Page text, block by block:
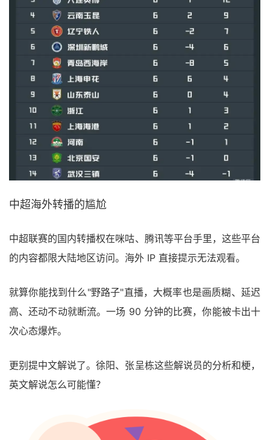
中超海外转播的尴尬
中超联赛的国内转播权在咪咕、腾讯等平台手里，这些平台
的内容都限大陆地区访问。海外 IP 直接提示无法观看。
就算你能找到什么"野路子"直播，大概率也是画质糊、延迟
高、还动不动就断流。一场 90 分钟的比赛，你能被卡出十
次心态爆炸。
更别提中文解说了。徐阳、张呈栋这些解说员的分析和梗，
英文解说怎么可能懂？